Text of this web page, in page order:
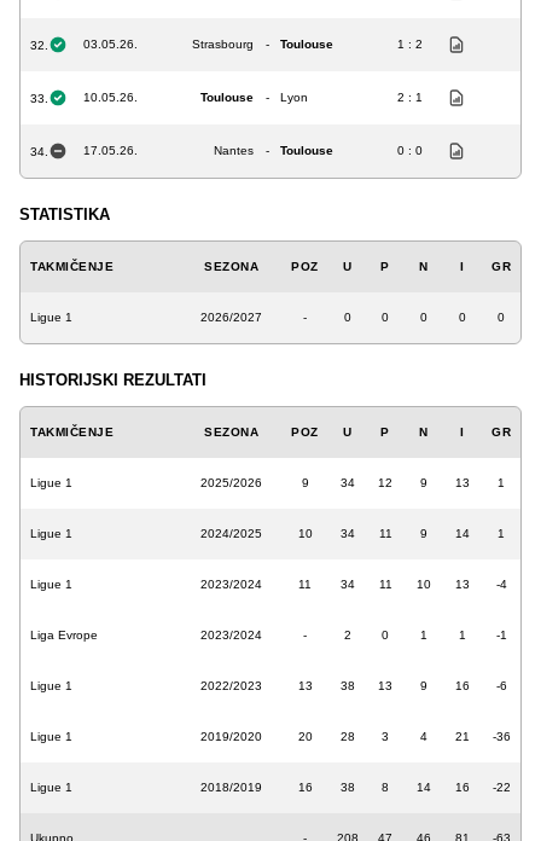
32. 03.05.26. Strasbourg - Toulouse 1 : 2
33. 10.05.26. Toulouse - Lyon 2 : 1
34. 17.05.26. Nantes - Toulouse 0 : 0
STATISTIKA
TAKMIČENJE SEZONA POZ U P N I GR
Ligue 1 2026/2027 - 0 0 0 0 0
HISTORIJSKI REZULTATI
TAKMIČENJE SEZONA POZ U P N I GR
Ligue 1 2025/2026 9 34 12 9 13 1
Ligue 1 2024/2025 10 34 11 9 14 1
Ligue 1 2023/2024 11 34 11 10 13 -4
Liga Evrope 2023/2024 - 2 0 1 1 -1
Ligue 1 2022/2023 13 38 13 9 16 -6
Ligue 1 2019/2020 20 28 3 4 21 -36
Ligue 1 2018/2019 16 38 8 14 16 -22
Ukupno - 208 47 46 81 -63